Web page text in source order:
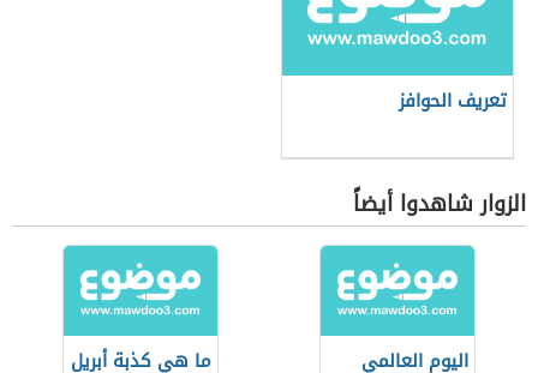
تعريف الحوافز
الزوار شاهدوا أيضاً
اليوم العالمي
ما هي كذبة أبريل